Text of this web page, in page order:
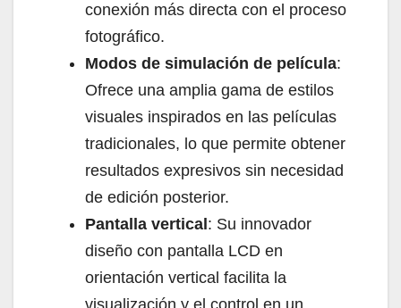
conexión más directa con el proceso
fotográfico.
Modos de simulación de película:
Ofrece una amplia gama de estilos
visuales inspirados en las películas
tradicionales, lo que permite obtener
resultados expresivos sin necesidad
de edición posterior.
Pantalla vertical : Su innovador
diseño con pantalla LCD en
orientación vertical facilita la